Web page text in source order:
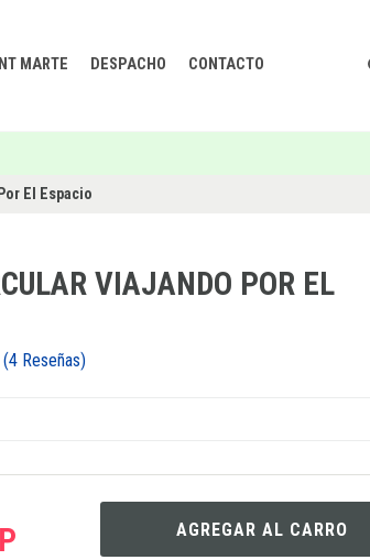
MARTE DESPACHO CONTACTO
El Espacio
VIAJANDO POR EL
(4 Reseñas)
AGREGAR AL CARRO